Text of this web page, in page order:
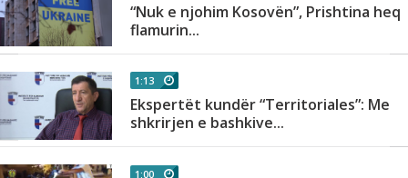
“Nuk e njohim Kosovën”, Prishtina heq
flamurin...
1:13
Ekspertët kundër “Territoriales”: Me
shkrirjen e bashkive...
1:00